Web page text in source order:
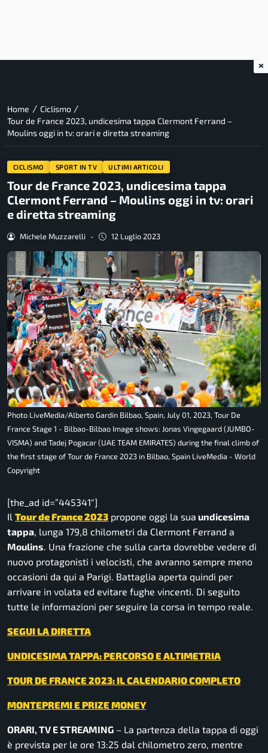
Home / Ciclismo /
Tour de France 2023, undicesima tappa Clermont Ferrand –
Moulins oggi in tv: orari e diretta streaming
CICLISMO SPORT IN TV ULTIMI ARTICOLI
Tour de France 2023, undicesima tappa
Clermont Ferrand – Moulins oggi in tv: orari
e diretta streaming
Michele Muzzarelli - 12 Luglio 2023
Photo LiveMedia/Alberto Gardin Bilbao, Spain, July 01, 2023, Tour De
France Stage 1 - Bilbao-Bilbao Image shows: Jonas Vingegaard (JUMBO-
VISMA) and Tadej Pogacar (UAE TEAM EMIRATES) during the final climb of
the first stage of Tour de France 2023 in Bilbao, Spain LiveMedia - World
Copyright
[the_ad id=”445341″]
Il Tour de France 2023 propone oggi la sua undicesima
tappa, lunga 179,8 chilometri da Clermont Ferrand a
Moulins. Una frazione che sulla carta dovrebbe vedere di
nuovo protagonisti i velocisti, che avranno sempre meno
occasioni da qui a Parigi. Battaglia aperta quindi per
arrivare in volata ed evitare fughe vincenti. Di seguito
tutte le informazioni per seguire la corsa in tempo reale.
SEGUI LA DIRETTA
UNDICESIMA TAPPA: PERCORSO E ALTIMETRIA
TOUR DE FRANCE 2023: IL CALENDARIO COMPLETO
MONTEPREMI E PRIZE MONEY
ORARI, TV E STREAMING – La partenza della tappa di oggi
è prevista per le ore 13:25 dal chilometro zero, mentre
×